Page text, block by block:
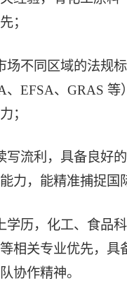
；
场不同区域的法规
、EFSA、GRAS 等
；
写流利，具备良好
力，能精准捕捉国
学历，化工、食品
相关专业优先，具
协作精神。